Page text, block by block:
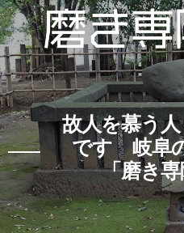
故人を慕う
です 岐阜
「磨き